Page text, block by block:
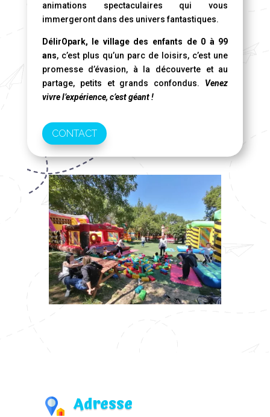
animations spectaculaires qui vous
immergeront dans des univers fantastiques.
DélirOpark, le village des enfants de 0 à 99
ans, c’est plus qu’un parc de loisirs, c’est une
promesse d’évasion, à la découverte et au
partage, petits et grands confondus. Venez
vivre l’expérience, c’est géant !
CONTACT
Adresse